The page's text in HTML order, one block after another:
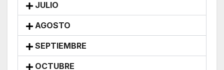
JULIO
AGOSTO
SEPTIEMBRE
OCTUBRE